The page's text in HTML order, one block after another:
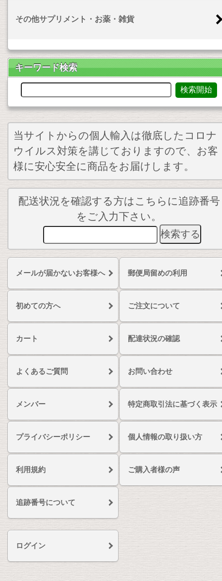
その他サプリメント・お薬・雑貨
キーワード検索
当サイトからの個人輸入は徹底したコロナ
ウイルス対策を講じておりますので、お客
様に安心安全に商品をお届けします。
配送状況を確認する方はこちらに追跡番号
をご入力下さい。
メールが届かないお客様へ 郵便局留めの利用
初めての方へ ご注文について
カート 配達状況の確認
よくあるご質問 お問い合わせ
メンバー 特定商取引法に基づく表示
プライバシーポリシー 個人情報の取り扱い方
利用規約 ご購入者様の声
追跡番号について
ログイン